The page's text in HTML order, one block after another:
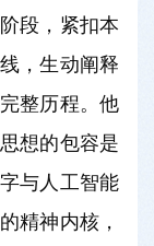
段，紧扣本
，生动阐释
整历程。他
想的包容是
与人工智能
精神内核，